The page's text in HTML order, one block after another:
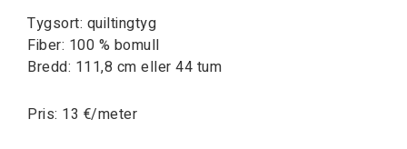
Tygsort: quiltingtyg
Fiber: 100 % bomull
Bredd: 111,8 cm eller 44 tum
Pris: 13 €/meter